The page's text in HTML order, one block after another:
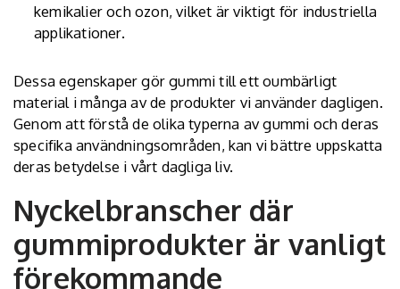
kemikalier och ozon, vilket är viktigt för industriella
applikationer.
Dessa egenskaper gör gummi till ett oumbärligt
material i många av de produkter vi använder dagligen.
Genom att förstå de olika typerna av gummi och deras
specifika användningsområden, kan vi bättre uppskatta
deras betydelse i vårt dagliga liv.
Nyckelbranscher där
gummiprodukter är vanligt
förekommande